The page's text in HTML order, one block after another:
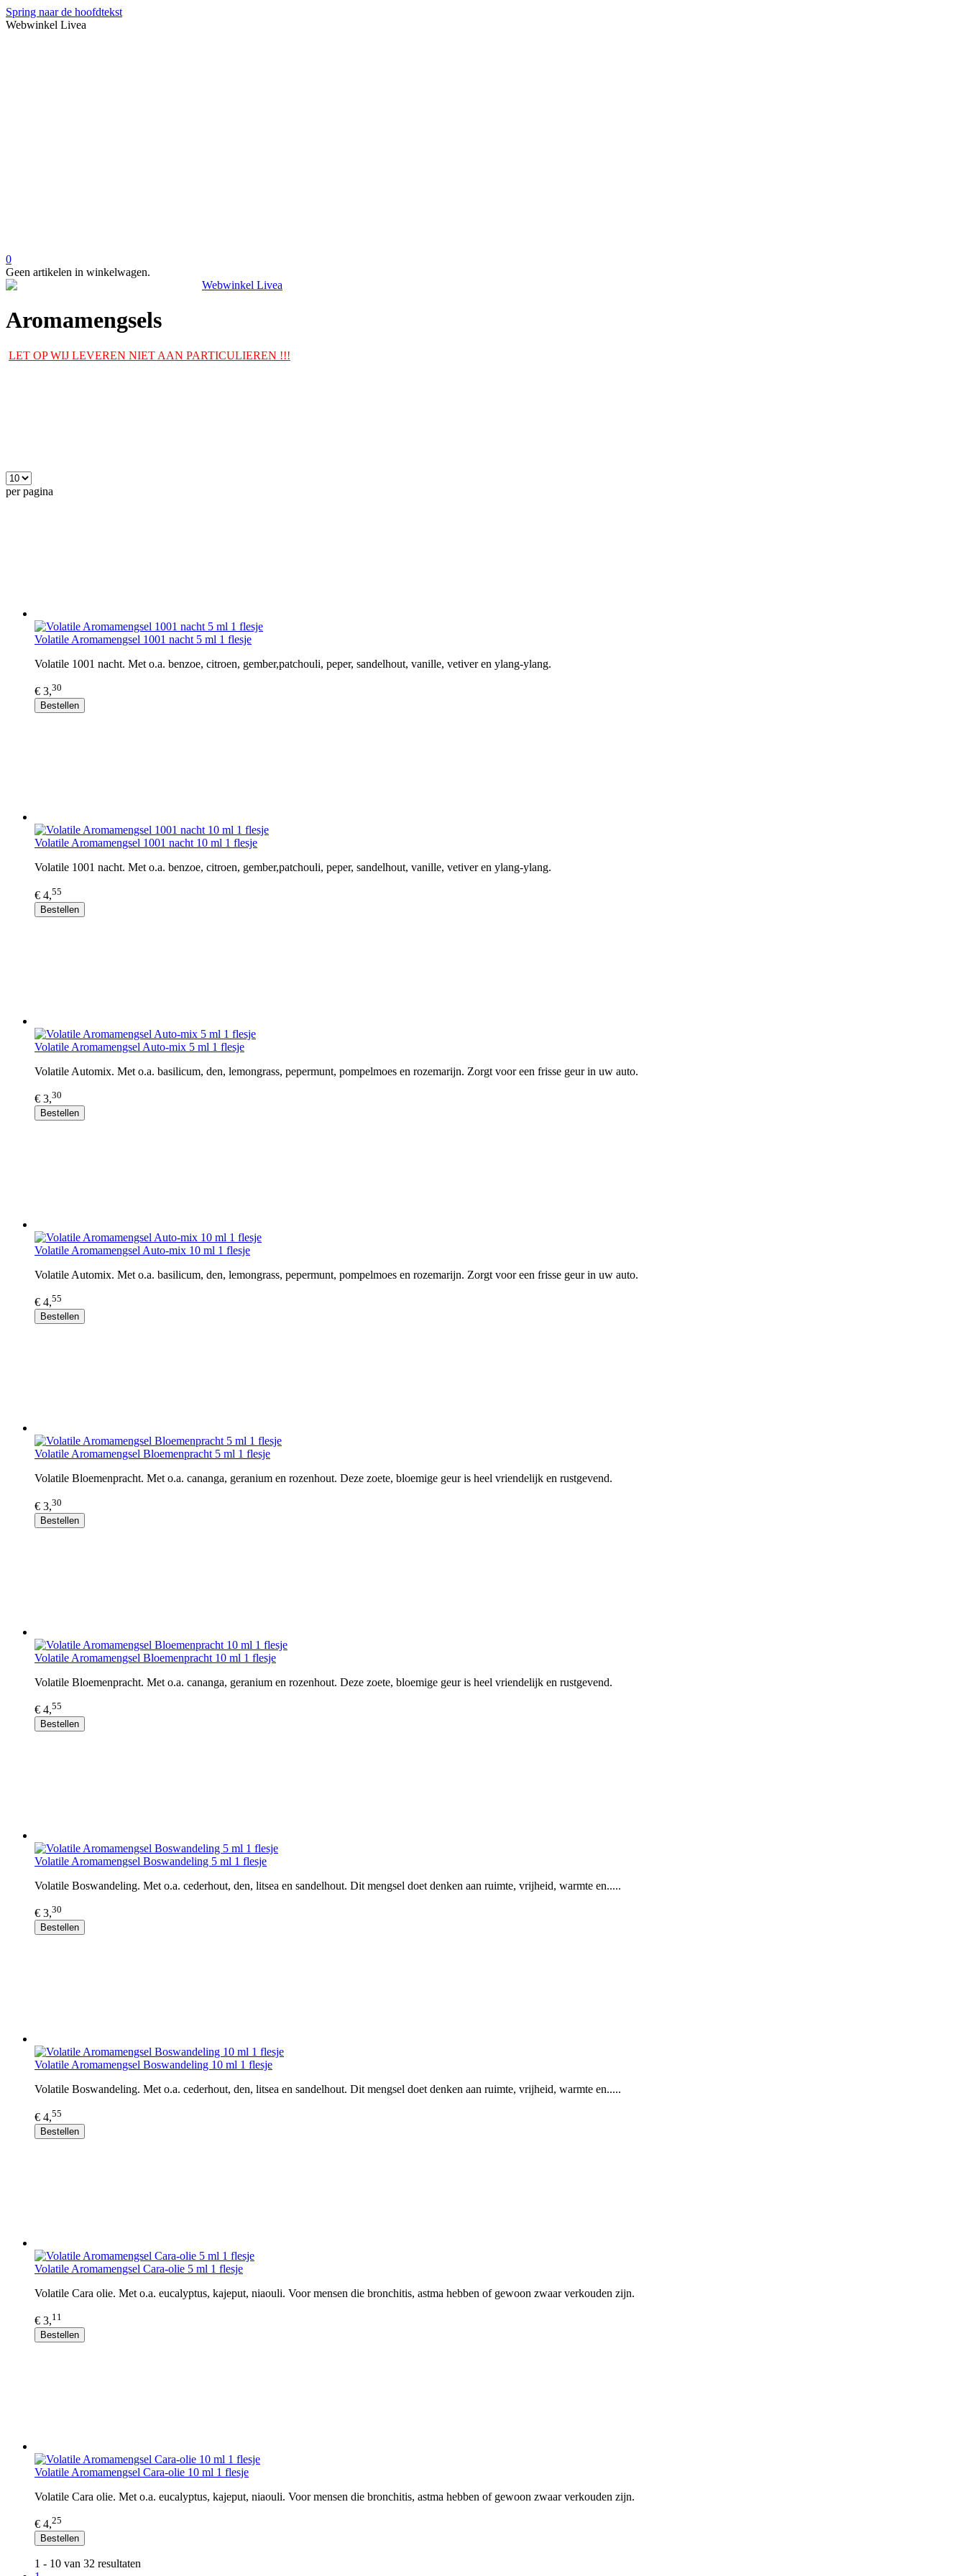
Spring naar de hoofdtekst
Webwinkel Livea
0
Geen artikelen in winkelwagen.
Aromamengsels
LET OP WIJ LEVEREN NIET AAN PARTICULIEREN !!!
per pagina
Volatile Aromamengsel 1001 nacht 5 ml 1 flesje
Volatile 1001 nacht. Met o.a. benzoe, citroen, gember,patchouli, peper, sandelhout, vanille, vetiver en ylang-ylang.
€ 3,30
Bestellen
Volatile Aromamengsel 1001 nacht 10 ml 1 flesje
Volatile 1001 nacht. Met o.a. benzoe, citroen, gember,patchouli, peper, sandelhout, vanille, vetiver en ylang-ylang.
€ 4,55
Bestellen
Volatile Aromamengsel Auto-mix 5 ml 1 flesje
Volatile Automix. Met o.a. basilicum, den, lemongrass, pepermunt, pompelmoes en rozemarijn. Zorgt voor een frisse geur in uw auto.
€ 3,30
Bestellen
Volatile Aromamengsel Auto-mix 10 ml 1 flesje
Volatile Automix. Met o.a. basilicum, den, lemongrass, pepermunt, pompelmoes en rozemarijn. Zorgt voor een frisse geur in uw auto.
€ 4,55
Bestellen
Volatile Aromamengsel Bloemenpracht 5 ml 1 flesje
Volatile Bloemenpracht. Met o.a. cananga, geranium en rozenhout. Deze zoete, bloemige geur is heel vriendelijk en rustgevend.
€ 3,30
Bestellen
Volatile Aromamengsel Bloemenpracht 10 ml 1 flesje
Volatile Bloemenpracht. Met o.a. cananga, geranium en rozenhout. Deze zoete, bloemige geur is heel vriendelijk en rustgevend.
€ 4,55
Bestellen
Volatile Aromamengsel Boswandeling 5 ml 1 flesje
Volatile Boswandeling. Met o.a. cederhout, den, litsea en sandelhout. Dit mengsel doet denken aan ruimte, vrijheid, warmte en.....
€ 3,30
Bestellen
Volatile Aromamengsel Boswandeling 10 ml 1 flesje
Volatile Boswandeling. Met o.a. cederhout, den, litsea en sandelhout. Dit mengsel doet denken aan ruimte, vrijheid, warmte en.....
€ 4,55
Bestellen
Volatile Aromamengsel Cara-olie 5 ml 1 flesje
Volatile Cara olie. Met o.a. eucalyptus, kajeput, niaouli. Voor mensen die bronchitis, astma hebben of gewoon zwaar verkouden zijn.
€ 3,11
Bestellen
Volatile Aromamengsel Cara-olie 10 ml 1 flesje
Volatile Cara olie. Met o.a. eucalyptus, kajeput, niaouli. Voor mensen die bronchitis, astma hebben of gewoon zwaar verkouden zijn.
€ 4,25
Bestellen
1 - 10 van 32 resultaten